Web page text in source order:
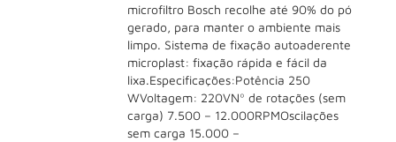
microfiltro Bosch recolhe até 90% do pó
gerado, para manter o ambiente mais
limpo. Sistema de fixação autoaderente
microplast: fixação rápida e fácil da
lixa.Especificações:Potência 250
WVoltagem: 220VNº de rotações (sem
carga) 7.500 – 12.000RPMOscilações
sem carga 15.000 –